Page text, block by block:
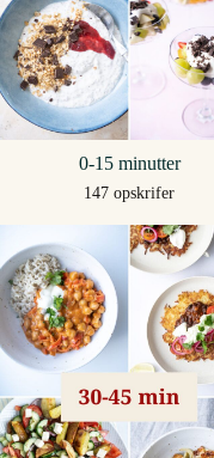
0-15 minutter
147 opskrifer